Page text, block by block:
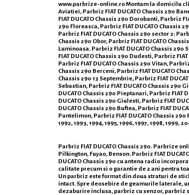
www.parbrize-online.roMontam la domicilu
Aviatiei, Parbriz FIAT DUCATO Chassis 290
FIAT DUCATO Chassis 290 Dorobanti, Parbriz
290 Floreasca, Parbriz FIAT DUCATO Chassis
Parbriz FIAT DUCATO Chassis 290 sector 2:
Chassis 290 Obor, Parbriz FIAT DUCATO
Luminoasa. Parbriz FIAT DUCATO Chassis 290
FIAT DUCATO Chassis 290 Dudesti, Parbriz
Parbriz FIAT DUCATO Chassis 290 Vitan,
Chassis 290 Berceni, Parbriz FIAT DUCATO
Chassis 290 13 Septembrie, Parbriz FIAT
Sebastian, Parbriz FIAT DUCATO Chassis 290
DUCATO Chassis 290 Pieptanari, Parbriz FIAT
DUCATO Chassis 290 Giulesti, Parbriz FIAT
DUCATO Chassis 290 Buftea, Parbriz FIAT
Pantelimon, Parbriz FIAT DUCATO Chassis
1992, 1993, 1994, 1995, 1996, 1997, 1998,
Parbriz FIAT DUCATO Chassis 290. Parbrize
Pilkington, Fuyao, Benson. Parbriz FIAT
DUCATO Chassis 290 cu antena radio
calitate precum si o garantie de 2 ani pentru
Un parbriz este format din doua straturi de
intact. Spre deosebire de geamurile laterale,
dezaburire inclusa, parbriz cu senzor, parbriz